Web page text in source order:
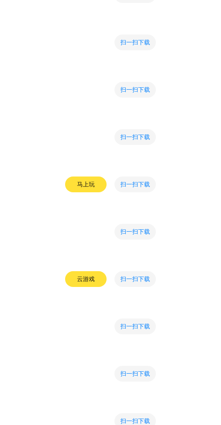
扫一扫下载
扫一扫下载
扫一扫下载
马上玩 扫一扫下载
扫一扫下载
云游戏 扫一扫下载
扫一扫下载
扫一扫下载
扫一扫下载